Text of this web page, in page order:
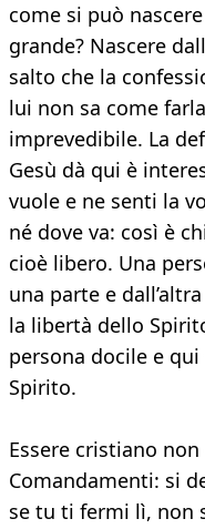
come si può
grande? Nascere
salto che la
lui non sa come
imprevedibile. La
Gesù dà qui è
vuole e ne senti la
né dove va: così è
cioè libero. Una
una parte e
la libertà dello
persona docile e
Spirito.
Essere cristiano
Comandamenti: si
se tu ti fermi lì, non